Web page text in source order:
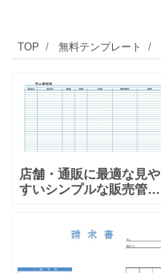
TOP 無料テンプレート
店舗・通販に最適な見や
すいシンプルな販売管理
なります。ダウンロード
する事で、表管理出来る
エクセルと、項目などが